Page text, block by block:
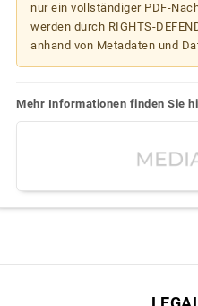
nur ein vollständiger PDF-
werden durch RIGHTS-
anhand von Metadaten und
Mehr Informationen finden Sie